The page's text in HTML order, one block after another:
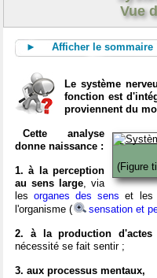
Vue
► Afficher le sommaire
Le système
fonction est
proviennent du
(Figure
Cette analyse
donne naissance :
1. à la perception
au sens large, via
lesorganes des sens et les
l'organisme (
sensation et
2. à la production d'actes
nécessité se fait sentir ;
3. aux processus mentaux,